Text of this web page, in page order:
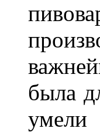
была
умели